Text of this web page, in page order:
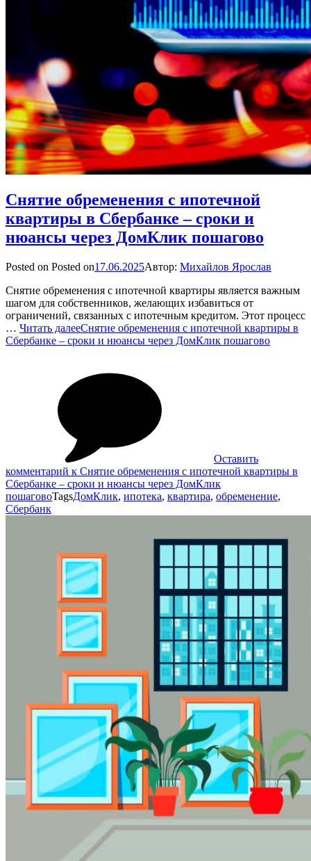
Снятие обременения с ипотечной
квартиры в Сбербанке – сроки и
нюансы через ДомКлик пошагово
Posted on Posted on17.06.2025Автор: Михайлов Ярослав
Снятие обременения с ипотечной квартиры является важным
шагом для собственников, желающих избавиться от
ограничений, связанных с ипотечным кредитом. Этот процесс
… Читать далееСнятие обременения с ипотечной квартиры в
Сбербанке – сроки и нюансы через ДомКлик пошагово
Оставить
комментарий к Снятие обременения с ипотечной квартиры в
Сбербанке – сроки и нюансы через ДомКлик
пошаговоTagsДомКлик, ипотека, квартира, обременение,
Сбербанк